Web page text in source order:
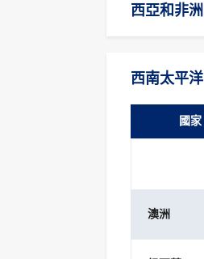
西亞和非洲
西南太平洋
國家
澳洲